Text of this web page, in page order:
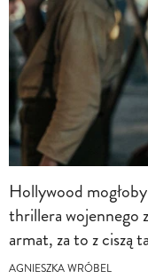
Hollywood
thrillera wojennego
armat, za to z ciszą
AGNIESZKA WRÓBEL